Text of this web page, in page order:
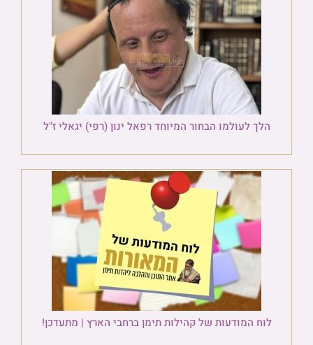
הלך לעולמו הבחור המיוחד רפאל ינון (רפי) יגאלי ז"ל
לוח המודעות של קהילות תימן ברחבי הארץ | מתעדכן!